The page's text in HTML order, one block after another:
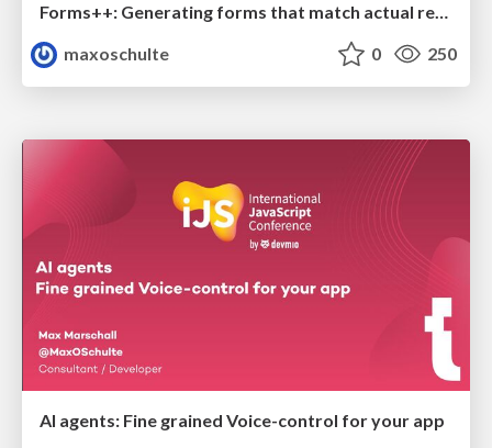
Forms++: Generating forms that match actual requirements
maxoschulte
0 250
AI agents: Fine grained Voice-control for your app